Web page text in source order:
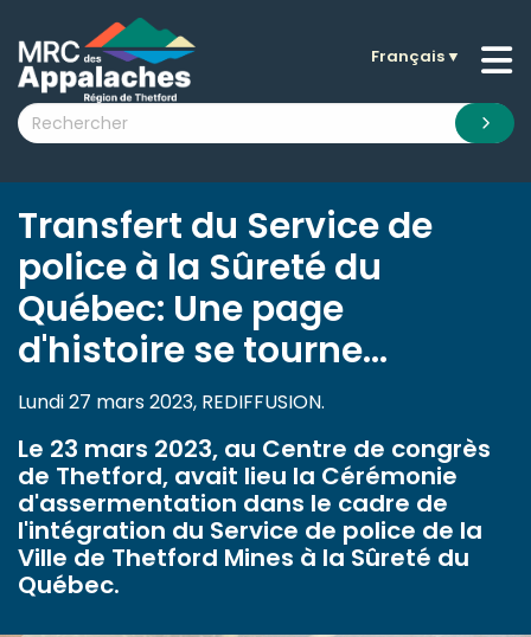
submenu (La MRC )
submenu (Citoyens )
submenu (Visiteurs )
submenu (Nouvelles )
submenu (Documentation )
Français▼
Transfert du Service de
police à la Sûreté du
Québec: Une page
d'histoire se tourne…
Lundi 27 mars 2023, REDIFFUSION.
Le 23 mars 2023, au Centre de congrès
de Thetford, avait lieu la Cérémonie
d'assermentation dans le cadre de
l'intégration du Service de police de la
Ville de Thetford Mines à la Sûreté du
Québec.